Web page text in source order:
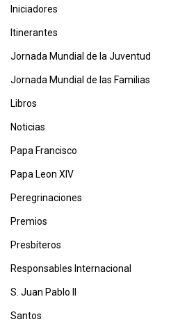
Iniciadores
Itinerantes
Jornada Mundial de la Juventud
Jornada Mundial de las Familias
Libros
Noticias
Papa Francisco
Papa Leon XIV
Peregrinaciones
Premios
Presbíteros
Responsables Internacional
S. Juan Pablo II
Santos